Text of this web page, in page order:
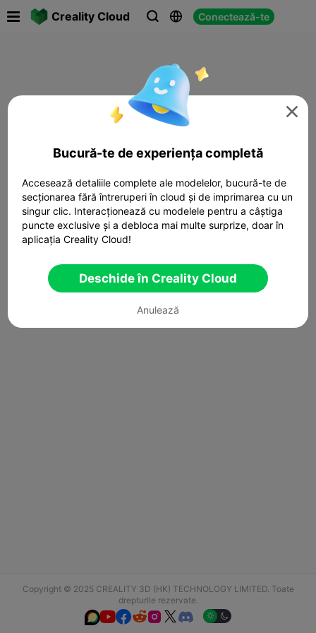
Creality Cloud   Conectează-te
Copyright © 2025 CREALITY 3D (HK) TECHNOLOGY LIMITED. Toate
drepturile rezervate.
  

Bucură-te de experiența completă
Accesează detaliile complete ale modelelor, bucură-te de
secționarea fără întreruperi în cloud și de imprimarea cu un
singur clic. Interacționează cu modelele pentru a câștiga
puncte exclusive și a debloca mai multe surprize, doar în
aplicația Creality Cloud!
Deschide în Creality Cloud
Anulează